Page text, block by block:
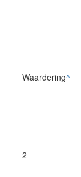
Waardering^
2